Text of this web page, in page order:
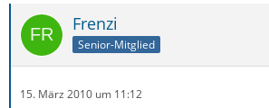
Frenzi
Senior-Mitglied
15. März 2010 um 11:12